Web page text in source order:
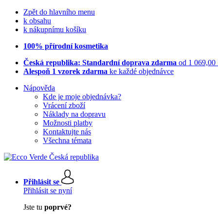
Zpět do hlavního menu
k obsahu
k nákupnímu košíku
100% přírodní kosmetika
Česká republika: Standardní doprava zdarma od 1 069,00
Alespoň 1 vzorek zdarma ke každé objednávce
Nápověda
Kde je moje objednávka?
Vrácení zboží
Náklady na dopravu
Možnosti platby
Kontaktujte nás
Všechna témata
Přihlásit se
Přihlásit se nyní
Jste tu poprvé?